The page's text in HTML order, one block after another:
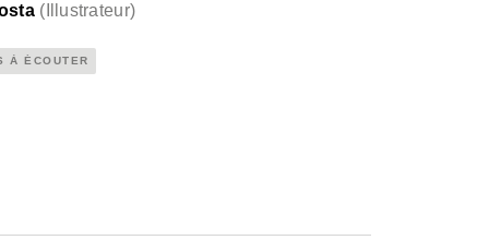
( Illustrateur)
À ÉCOUTER